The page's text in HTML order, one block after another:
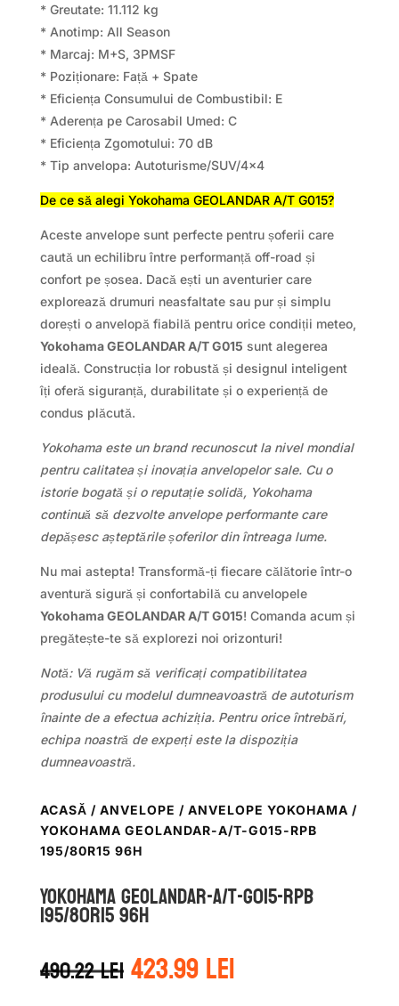
* Greutate: 11.112 kg
* Anotimp: All Season
* Marcaj: M+S, 3PMSF
* Poziționare: Față + Spate
* Eficiența Consumului de Combustibil: E
* Aderența pe Carosabil Umed: C
* Eficiența Zgomotului: 70 dB
* Tip anvelopa: Autoturisme/SUV/4×4
De ce să alegi Yokohama GEOLANDAR A/T G015?
Aceste anvelope sunt perfecte pentru șoferii care
caută un echilibru între performanță off-road și
confort pe șosea. Dacă ești un aventurier care
explorează drumuri neasfaltate sau pur și simplu
dorești o anvelopă fiabilă pentru orice condiții meteo,
Yokohama GEOLANDAR A/T G015 sunt alegerea
ideală. Construcția lor robustă și designul inteligent
îți oferă siguranță, durabilitate și o experiență de
condus plăcută.
Yokohama este un brand recunoscut la nivel mondial
pentru calitatea și inovația anvelopelor sale. Cu o
istorie bogată și o reputație solidă, Yokohama
continuă să dezvolte anvelope performante care
depășesc așteptările șoferilor din întreaga lume.
Nu mai astepta! Transformă-ți fiecare călătorie într-o
aventură sigură și confortabilă cu anvelopele
Yokohama GEOLANDAR A/T G015! Comanda acum și
pregătește-te să explorezi noi orizonturi!
Notă: Vă rugăm să verificați compatibilitatea
produsului cu modelul dumneavoastră de autoturism
înainte de a efectua achiziția. Pentru orice întrebări,
echipa noastră de experți este la dispoziția
dumneavoastră.
ACASĂ / ANVELOPE / ANVELOPE YOKOHAMA /
YOKOHAMA GEOLANDAR-A/T-G015-RPB
195/80R15 96H
Yokohama GEOLANDAR-A/T-G015-RPB
195/80R15 96H
490.22leiPrețul
inițial
423.99leiPrețul
curent